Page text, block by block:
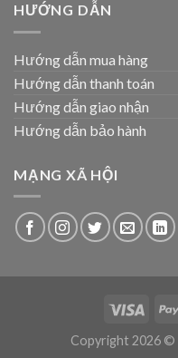
HƯỚNG DẪN
Hướng dẫn mua hàng
Hướng dẫn thanh toán
Hướng dẫn giao nhận
Hướng dẫn bảo hành
MẠNG XÃ HỘI
Copyright 2026 ©